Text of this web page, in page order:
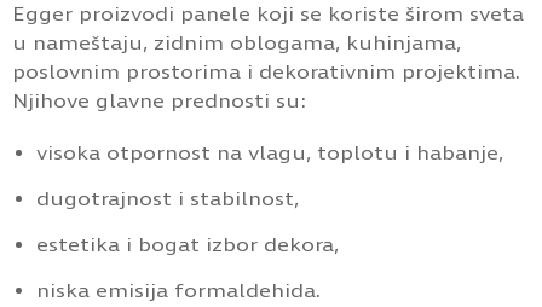
Egger proizvodi panele koji se koriste širom sveta
u nameštaju, zidnim oblogama, kuhinjama,
poslovnim prostorima i dekorativnim projektima.
Njihove glavne prednosti su:
visoka otpornost na vlagu, toplotu i habanje,
dugotrajnost i stabilnost,
estetika i bogat izbor dekora,
niska emisija formaldehida.